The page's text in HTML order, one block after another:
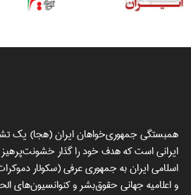
همبستگی جمهوری‌خواهان ایران (هجا) یک
ایرانی است که هدف خود را گذار
اسلامی ایران به جمهوری عرفی (سکولار
و اعلامیه جهانی حقوق‌بشر و کنوانسیون‌های